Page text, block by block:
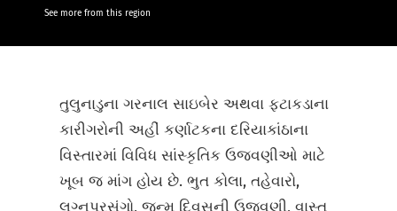
See more from this region
તુલુનાડુના ગરનાલ સાઇબેર અથવા ફટાકડાના
કારીગરોની અહીં કર્ણાટકના દરિયાકાંઠાના
વિસ્તારમાં વિવિધ સાંસ્કૃતિક ઉજવણીઓ માટે
ખૂબ જ માંગ હોય છે. ભુત કોલા, તહેવારો,